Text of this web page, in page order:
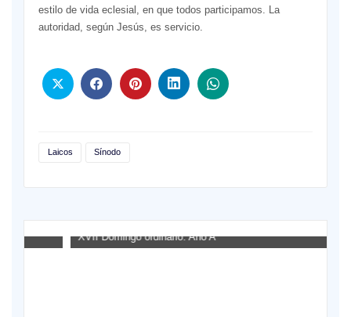
estilo de vida eclesial, en que todos participamos. La
autoridad, según Jesús, es servicio.
Laicos Sínodo
XVII Domingo ordinario. Año A